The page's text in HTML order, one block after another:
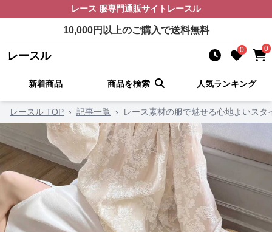
レース 服専門通販サイト レースル
10,000円以上のご購入で送料無料
レースル 0 0
新着商品 商品を検索 人気ランキング
レースル TOP › 記事一覧 › レース素材の服で魅せる心地よいスタ